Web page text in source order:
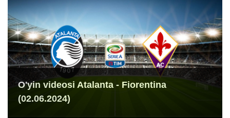
O'yin videosi Atalanta - Fiorentina
(02.06.2024)